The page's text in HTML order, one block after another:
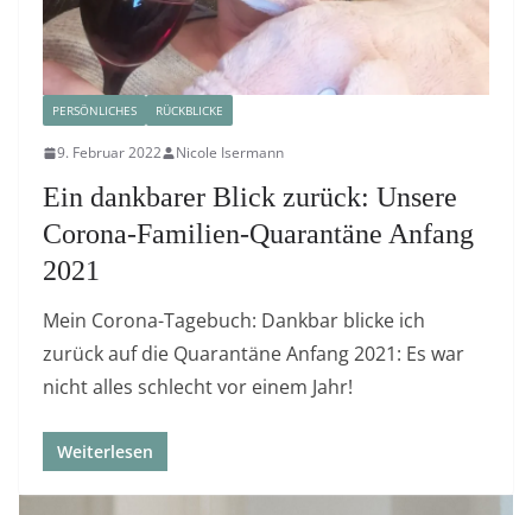
PERSÖNLICHES RÜCKBLICKE
9. Februar 2022 Nicole Isermann
Ein dankbarer Blick zurück: Unsere
Corona-Familien-Quarantäne Anfang
2021
Mein Corona-Tagebuch: Dankbar blicke ich
zurück auf die Quarantäne Anfang 2021: Es war
nicht alles schlecht vor einem Jahr!
Weiterlesen